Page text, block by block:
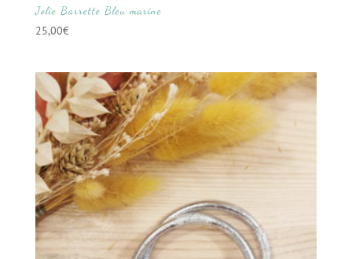
Jolie Barrette Bleu marine
25,00€